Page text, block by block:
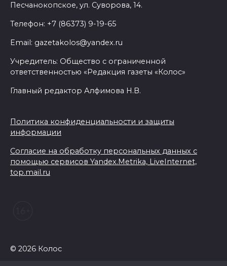
Песчанокопское, ул. Суворова, 14.
Телефон: +7 (86373) 9-19-65
Email: gazetakolos@yandex.ru
Учредитель: Общество с ограниченной
ответственностью «Редакция газеты «Колос»
Главный редактор Алфимова Н.В.
Политика конфиденциальности и защиты
информации
Согласие на обработку персональных данных с
помощью сервисов Yandex.Metrika, LiveInternet,
top.mail.ru
© 2026 Колос